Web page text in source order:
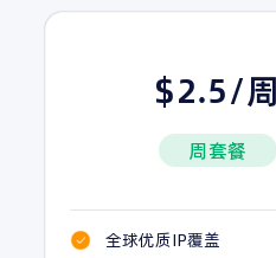
$2.5/周
周套餐
全球优质IP覆盖